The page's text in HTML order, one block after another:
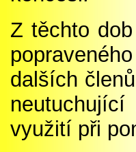
Z těchto
dalších
využití při